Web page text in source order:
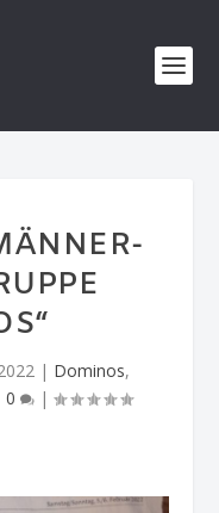
| Dominos,
0 |